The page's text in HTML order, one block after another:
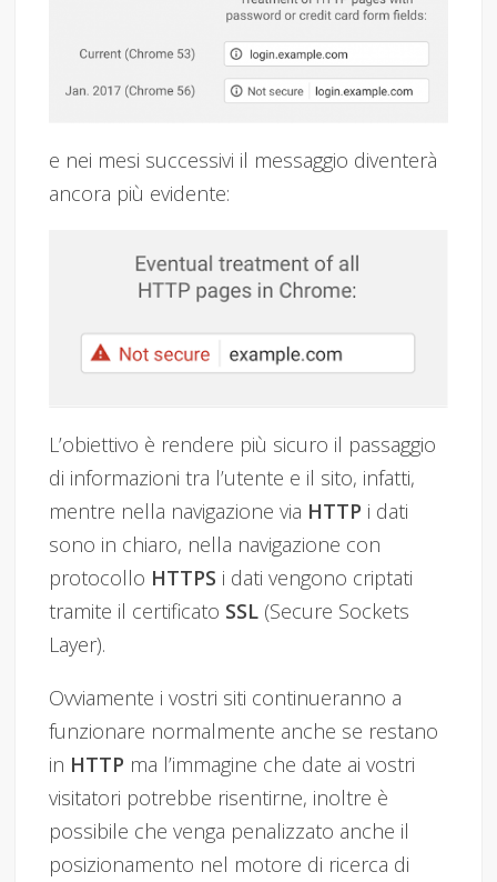
e nei mesi successivi il messaggio diventerà
ancora più evidente:
L’obiettivo è rendere più sicuro il passaggio
di informazioni tra l’utente e il sito, infatti,
mentre nella navigazione via HTTP i dati
sono in chiaro, nella navigazione con
protocollo HTTPS i dati vengono criptati
tramite il certificato SSL (Secure Sockets
Layer).
Ovviamente i vostri siti continueranno a
funzionare normalmente anche se restano
in HTTP ma l’immagine che date ai vostri
visitatori potrebbe risentirne, inoltre è
possibile che venga penalizzato anche il
posizionamento nel motore di ricerca di